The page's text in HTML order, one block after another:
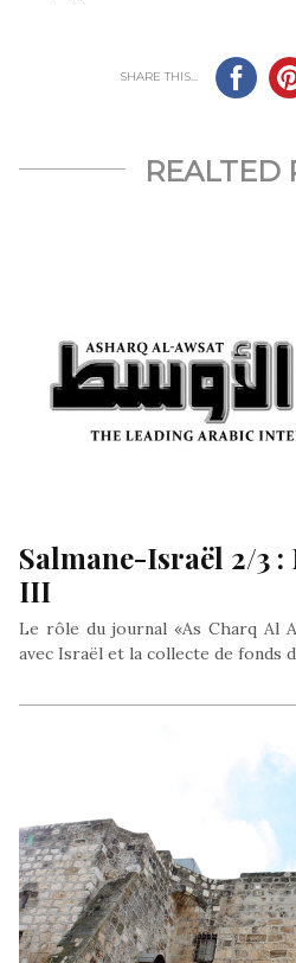
SHARE THIS...
REALTED
Salmane-Israël 2/3
III
Le rôle du journal «As Charq Al
avec Israël et la collecte de fonds